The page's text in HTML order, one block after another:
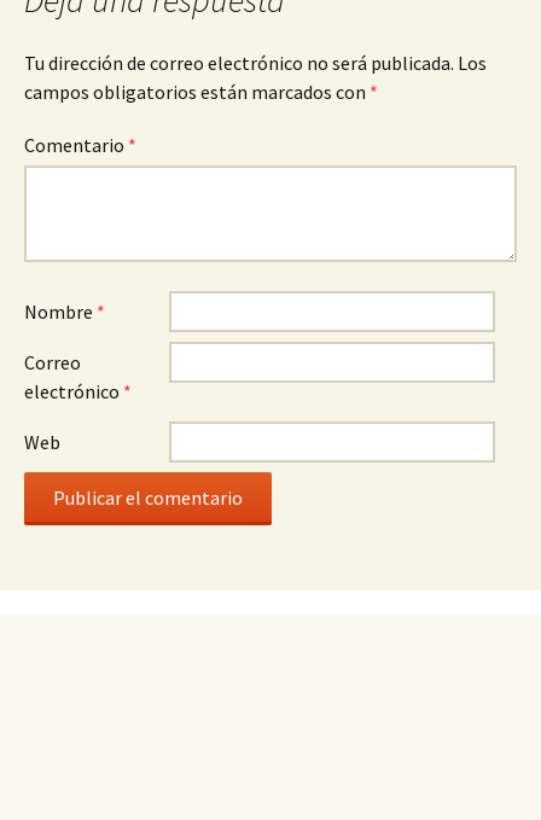
Tu dirección de correo electrónico no será publicada. Los
campos obligatorios están marcados con *
Comentario *
Nombre *
Correo
electrónico *
Web